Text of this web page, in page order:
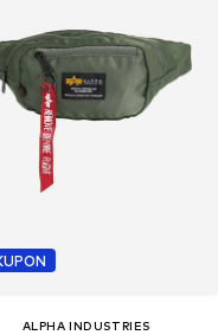
ALPHA INDUSTRIES